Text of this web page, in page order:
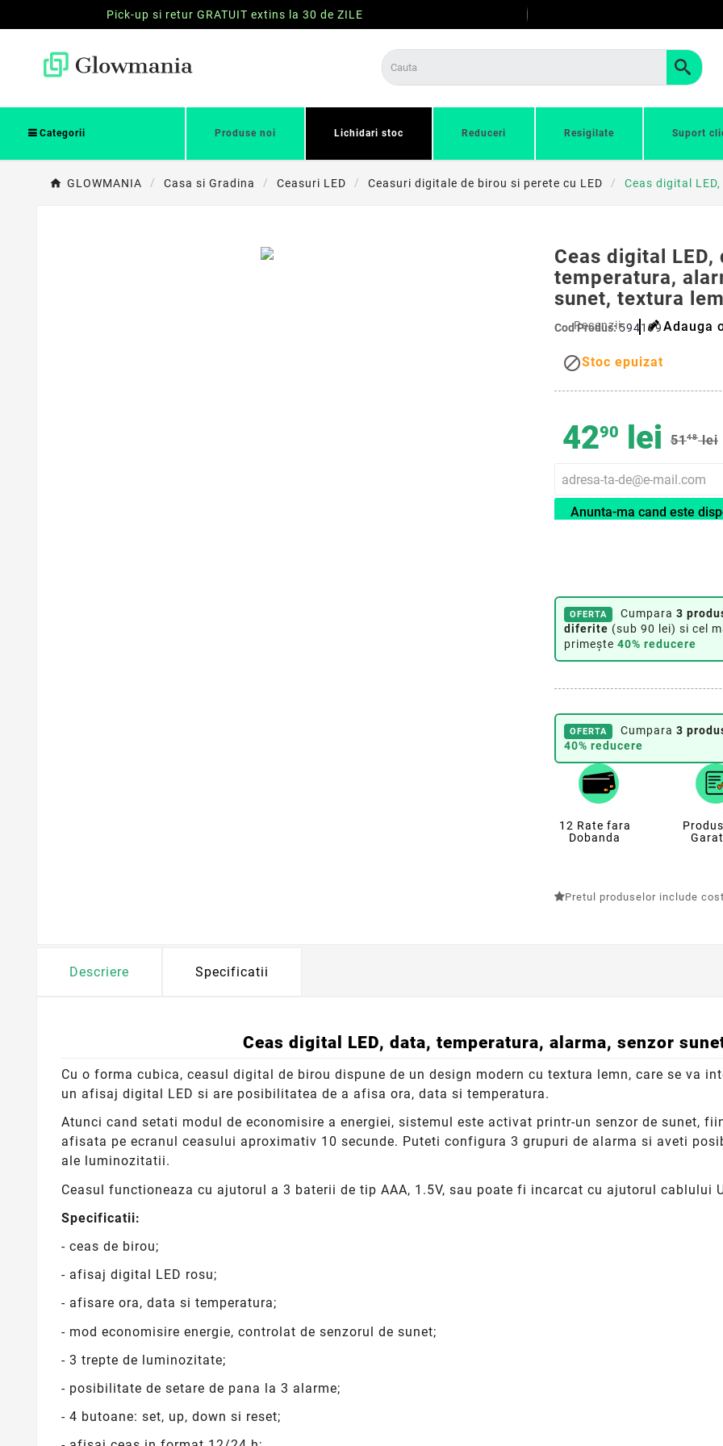
Pick-up si retur GRATUIT extins la 30 de ZILE
Categorii Produse noi Lichidari stoc Reduceri Resigilate Suport
GLOWMANIA Casa si Gradina Ceasuri LED Ceasuri digitale de birou si perete cu LED Ceas digital
Ceas digital LED,
temperatura,
sunet, textura
Cod Produs:594199
Recenzii Adauga
Stoc epuizat
4290 lei 5148 lei
Anunta-ma cand este
OFERTA Cumpara 3
diferite (sub 90 lei) si cel
primește 40% reducere
OFERTA Cumpara 3
40% reducere
12 Rate fara
Dobanda
Pretul produselor include
Descriere Specificatii
Ceas digital LED, data, temperatura, alarma, senzor
Cu o forma cubica, ceasul digital de birou dispune de un design modern cu textura lemn, care se va
un afisaj digital LED si are posibilitatea de a afisa ora, data si temperatura.
Atunci cand setati modul de economisire a energiei, sistemul este activat printr-un senzor de sunet,
afisata pe ecranul ceasului aproximativ 10 secunde. Puteti configura 3 grupuri de alarma si aveti
ale luminozitatii.
Ceasul functioneaza cu ajutorul a 3 baterii de tip AAA, 1.5V, sau poate fi incarcat cu ajutorul cablului
Specificatii:
- ceas de birou;
- afisaj digital LED rosu;
- afisare ora, data si temperatura;
- mod economisire energie, controlat de senzorul de sunet;
- 3 trepte de luminozitate;
- posibilitate de setare de pana la 3 alarme;
- 4 butoane: set, up, down si reset;